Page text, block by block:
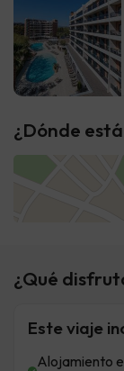
¿Dónde
¿Qué
Este viaje
Alojamiento